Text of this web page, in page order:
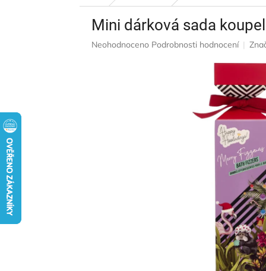
Mini dárková sada
Průměrné
Neohodnoceno Podrobnosti hodnocení